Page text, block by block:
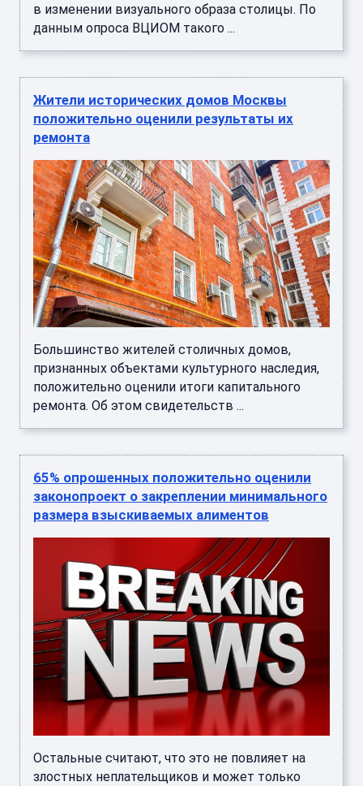
в изменении визуального образа столицы. По
данным опроса ВЦИОМ такого ...
Жители исторических домов Москвы
положительно оценили результаты их
ремонта
Большинство жителей столичных домов,
признанных объектами культурного наследия,
положительно оценили итоги капитального
ремонта. Об этом свидетельств ...
65% опрошенных положительно оценили
законопроект о закреплении минимального
размера взыскиваемых алиментов
Остальные считают, что это не повлияет на
злостных неплательщиков и может только